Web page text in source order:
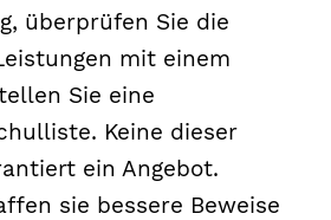
überprüfen Sie die
mit einem
Sie eine
Keine dieser
ein Angebot.
sie bessere Beweise